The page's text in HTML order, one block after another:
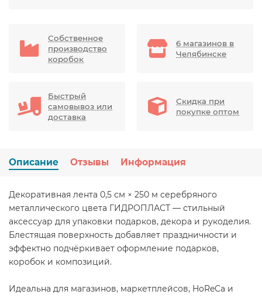
Собственное
производство
коробок
6 магазинов в
Челябинске
Быстрый
самовывоз или
доставка
Скидка при
покупке оптом
Описание Отзывы Информация
Декоративная лента 0,5 см × 250 м серебряного
металлического цвета ГИДРОПЛАСТ — стильный
аксессуар для упаковки подарков, декора и рукоделия.
Блестящая поверхность добавляет праздничности и
эффектно подчёркивает оформление подарков,
коробок и композиций.
Идеальна для магазинов, маркетплейсов, HoReCa и